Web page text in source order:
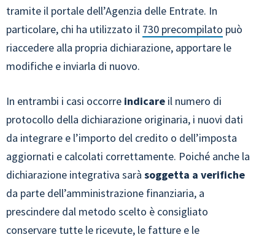
tramite il portale dell’Agenzia delle Entrate. In
particolare, chi ha utilizzato il 730 precompilato può
riaccedere alla propria dichiarazione, apportare le
modifiche e inviarla di nuovo.
In entrambi i casi occorre indicare il numero di
protocollo della dichiarazione originaria, i nuovi dati
da integrare e l’importo del credito o dell’imposta
aggiornati e calcolati correttamente. Poiché anche la
dichiarazione integrativa sarà soggetta a verifiche
da parte dell’amministrazione finanziaria, a
prescindere dal metodo scelto è consigliato
conservare tutte le ricevute, le fatture e le